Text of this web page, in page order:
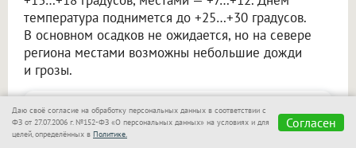
температура поднимется до +25…+30 градусов.
В основном осадков не ожидается, но на севере
региона местами возможны небольшие дожди
и грозы.
Не пропускайте
важное — узнавайте
Даю своё согласие на обработку персональных данных в соответствии с
ФЗ от 27.07.2006 г. №152-ФЗ «О персональных данных» на условиях и для
целей, определённых в Политике.
Согласен